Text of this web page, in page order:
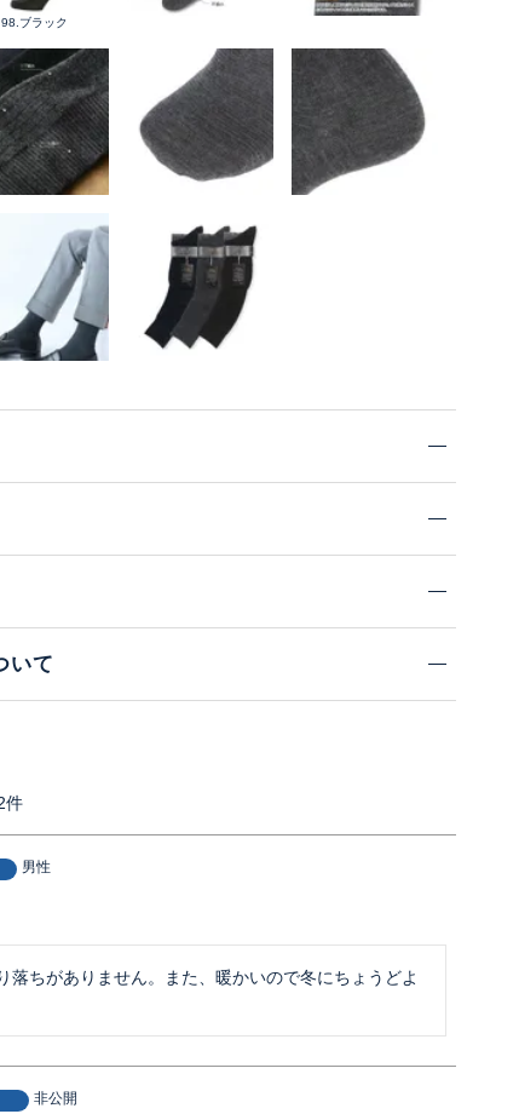
98.ブラック
いて
男性
落ちがありません。また、暖かいので冬にちょうどよ
非公開